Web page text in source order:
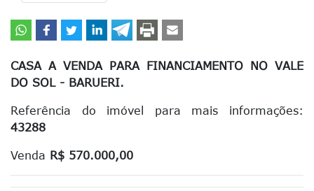
CASA A VENDA PARA FINANCIAMENTO NO VALE
DO SOL - BARUERI.
Referência do imóvel para mais informações:
43288
Venda R$ 570.000,00